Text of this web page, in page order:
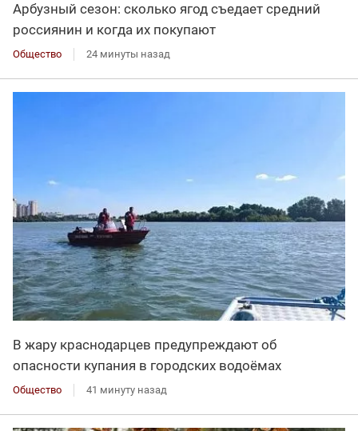
Арбузный сезон: сколько ягод съедает средний
россиянин и когда их покупают
Общество 24 минуты назад
В жару краснодарцев предупреждают об
опасности купания в городских водоёмах
Общество 41 минуту назад